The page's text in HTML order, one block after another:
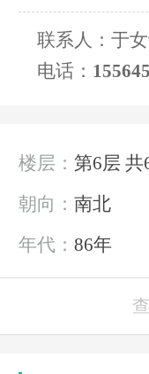
联系人：于
电话：
楼层： 第6层 共
朝向： 南北
年代： 86年